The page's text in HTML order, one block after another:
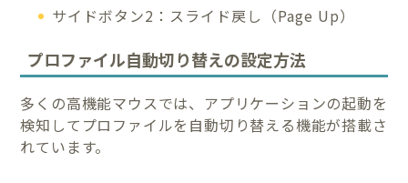
サイドボタン2：スライド戻し（Page Up）
プロファイル自動切り替えの設定方法
多くの高機能マウスでは、アプリケーションの起動を
検知してプロファイルを自動切り替える機能が搭載さ
れています。